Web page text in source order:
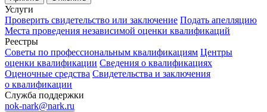
Услуги
Проверить свидетельство или заключение Подать апелляцию
Места проведения независимой оценки квалификаций
Реестры
Советы по профессиональным квалификациям Центры
оценки квалификации Сведения о квалификациях
Оценочные средства Свидетельства и заключения
о квалификации
Служба поддержки
nok-nark@nark.ru